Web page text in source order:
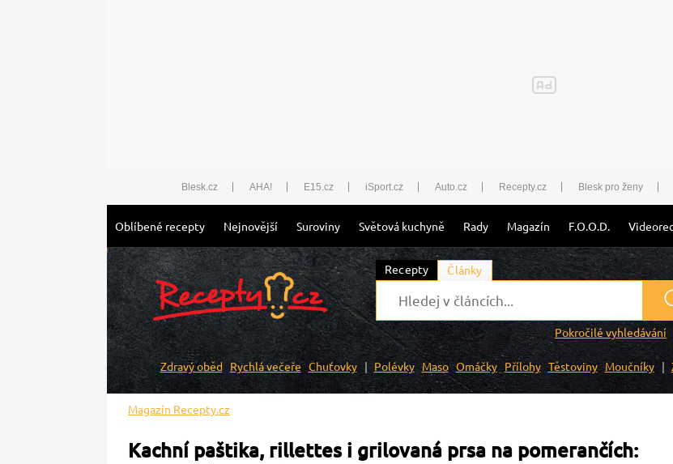
Blesk.cz AHA! E15.cz iSport.cz Auto.cz Recepty.cz Blesk pro ženy
Oblíbené recepty Nejnovější Suroviny Světová kuchyně Rady Magazín F.O.O.D.
Recepty Články
Pokročilé vyhledávání
Zdravý oběd Rychlá večeře Chuťovky Polévky Maso Omáčky Přílohy Těstoviny Moučníky
Magazín Recepty.cz
Kachní paštika, rillettes i grilovaná prsa na pomerančích: